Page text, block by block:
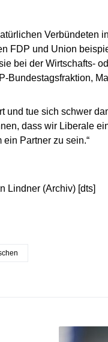
Verbündeten
FDP und Union
bei der Wirtschafts-
Bundestagsfraktion,
und tue sich schwer
dass wir Liberale
Partner zu sein.“
Lindner (Archiv) [dts]